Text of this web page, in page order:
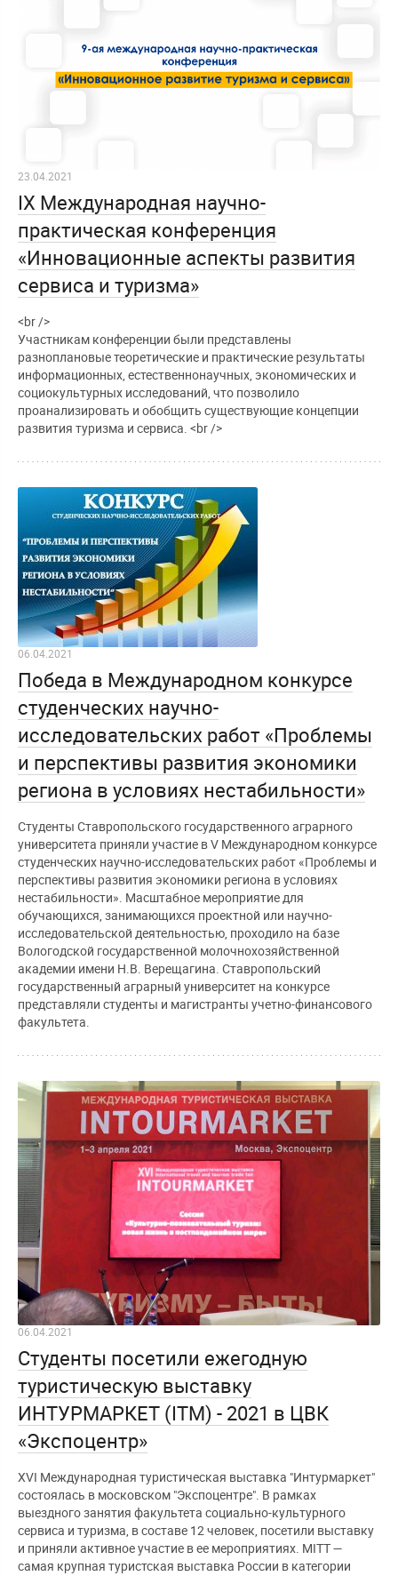
23.04.2021
IX Международная научно-
практическая конференция
«Инновационные аспекты развития
сервиса и туризма»
<br />
Участникам конференции были представлены
разноплановые теоретические и практические результаты
информационных, естественнонаучных, экономических и
социокультурных исследований, что позволило
проанализировать и обобщить существующие концепции
развития туризма и сервиса. <br />
06.04.2021
Победа в Международном конкурсе
студенческих научно-
исследовательских работ «Проблемы
и перспективы развития экономики
региона в условиях нестабильности»
Студенты Ставропольского государственного аграрного
университета приняли участие в V Международном конкурсе
студенческих научно-исследовательских работ «Проблемы и
перспективы развития экономики региона в условиях
нестабильности». Масштабное мероприятие для
обучающихся, занимающихся проектной или научно-
исследовательской деятельностью, проходило на базе
Вологодской государственной молочнохозяйственной
академии имени Н.В. Верещагина. Ставропольский
государственный аграрный университет на конкурсе
представляли студенты и магистранты учетно-финансового
факультета.
06.04.2021
Студенты посетили ежегодную
туристическую выставку
ИНТУРМАРКЕТ (ITM) - 2021 в ЦВК
«Экспоцентр»
ХVI Международная туристическая выставка "Интурмаркет"
состоялась в московском "Экспоцентре". В рамках
выездного занятия факультета социально-культурного
сервиса и туризма, в составе 12 человек, посетили выставку
и приняли активное участие в ее мероприятиях. MITT —
самая крупная туристская выставка России в категории